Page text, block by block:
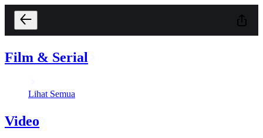
Film & Serial
Lihat Semua
Video